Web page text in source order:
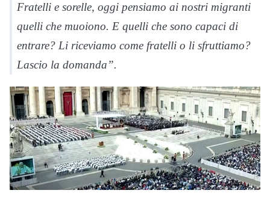
Fratelli e sorelle, oggi pensiamo ai nostri migranti
quelli che muoiono. E quelli che sono capaci di
entrare? Li riceviamo come fratelli o li sfruttiamo?
Lascio la domanda”.